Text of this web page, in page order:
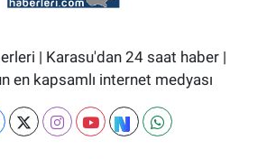
| Karasu'dan 24 saat haber |
en kapsamlı internet medyası